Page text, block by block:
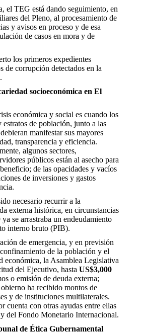
el TEG está dando seguimiento, en
del Pleno, al procesamiento de
y avisos en proceso y de esa
de casos en mora y de
los primeros expedientes
de corrupción detectados en la
socioeconómica en El
económica y social es cuando los
estratos de población, junto a las
manifestar sus mayores
transparencia y eficiencia.
algunos sectores,
públicos están al asecho para
de las opacidades y vacíos
de inversiones y gastos
necesario recurrir a la
externa histórica, en circunstancias
se arrastraba un endeudamiento
interno bruto (PIB).
de emergencia, y en previsión
de la población y el
económica, la Asamblea Legislativa
del Ejecutivo, hasta US$3,000
o emisión de deuda externa;
ha recibido montos de
y de instituciones multilaterales.
cuenta con otras ayudas entre ellas
del Fondo Monetario Internacional.
de Ética Gubernamental